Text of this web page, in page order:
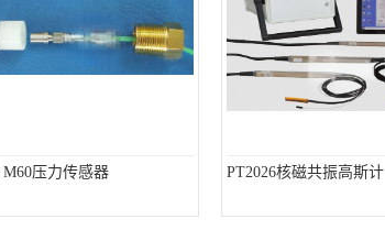
压力传感器 PT2026核磁共振高斯计